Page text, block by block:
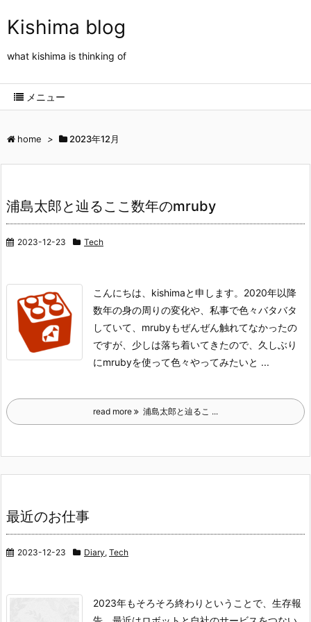
Kishima blog
what kishima is thinking of
メニュー
home > 2023年12月
浦島太郎と辿るここ数年のmruby
2023-12-23 Tech
こんにちは、kishimaと申します。 2020年以降
数年の身の周りの変化や、私事で色々バタバタ
していて、mrubyもぜんぜん触れてなかったの
ですが、少しは落ち着いてきたので、久しぶり
にmrubyを使って色々やってみたいと ...
read more 浦島太郎と辿るこ ...
最近のお仕事
2023-12-23 Diary, Tech
2023年もそろそろ終わりということで、生存報